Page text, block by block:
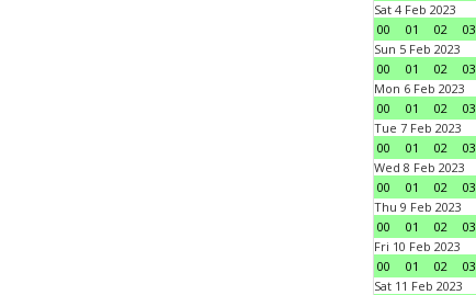
Sat 4 Feb 2023
00
01 02 03
Sun 5 Feb 2023
00
01 02 03
Mon 6 Feb 2023
00
01 02 03
Tue 7 Feb 2023
00
01 02 03
Wed 8 Feb 2023
00
01 02 03
Thu 9 Feb 2023
00
01 02 03
Fri 10 Feb 2023
00
01 02 03
Sat 11 Feb 2023